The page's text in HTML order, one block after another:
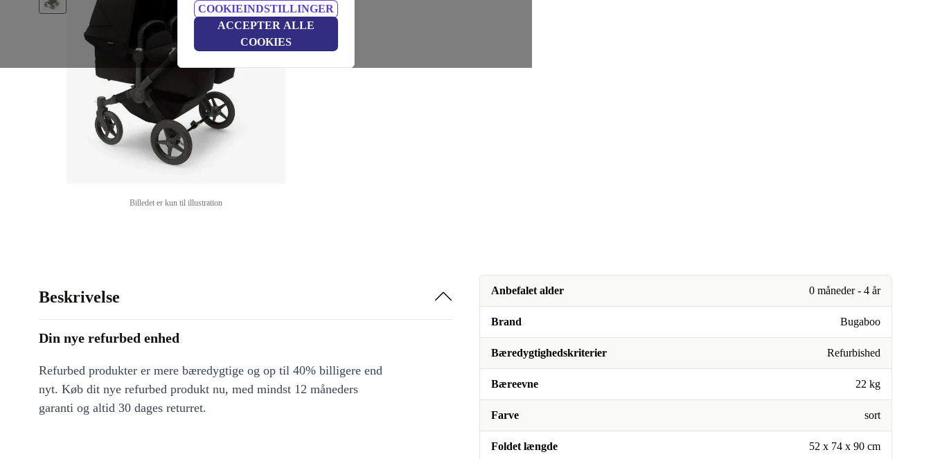
COOKIEINDSTILLINGER
ACCEPTER ALLE
COOKIES
Billedet er kun til illustration
Anbefalet alder 0 måneder - 4 år
Brand Bugaboo
Bæredygtighedskriterier Refurbished
Bæreevne 22 kg
Farve sort
Foldet længde 52 x 74 x 90 cm
Beskrivelse
Din nye refurbed enhed
Refurbed produkter er mere bæredygtige og op til 40% billigere end
nyt. Køb dit nye refurbed produkt nu, med mindst 12 måneders
garanti og altid 30 dages returret.